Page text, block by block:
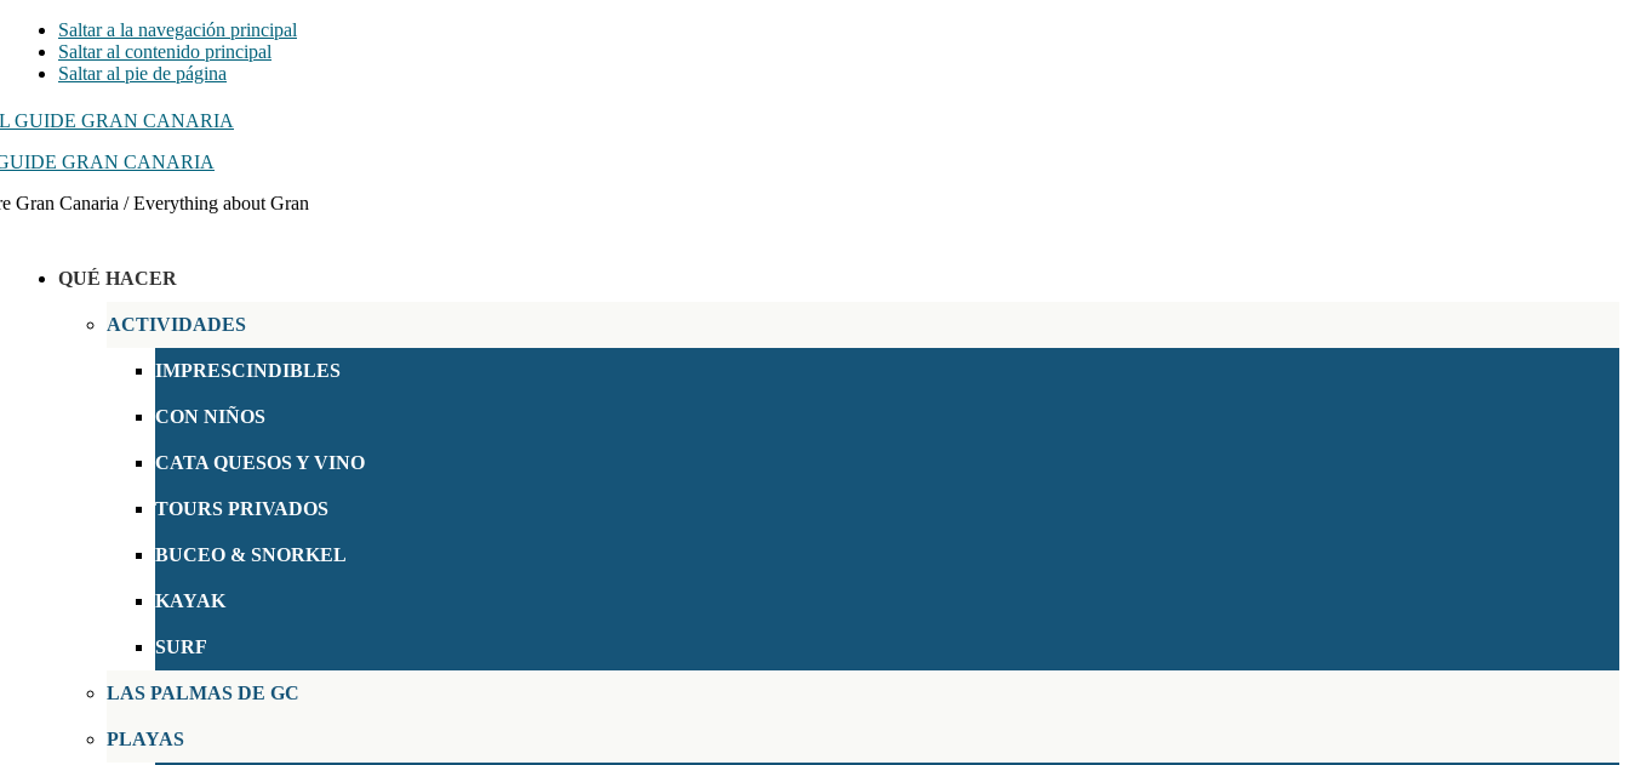
Saltar a la navegación principal
Saltar al contenido principal
Saltar al pie de página
GRAN CANARIA
Gran Canaria / Everything about Gran
QUÉ HACER
ACTIVIDADES
IMPRESCINDIBLES
CON NIÑOS
CATA QUESOS Y VINO
TOURS PRIVADOS
BUCEO & SNORKEL
KAYAK
SURF
LAS PALMAS DE GC
PLAYAS